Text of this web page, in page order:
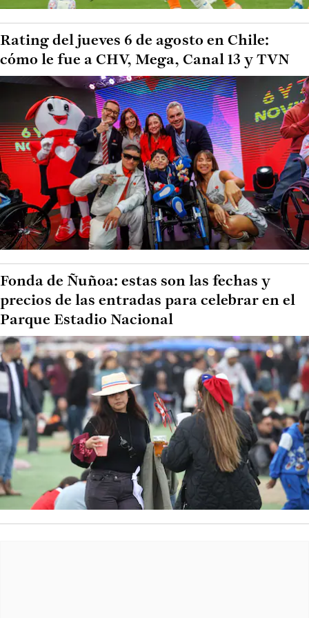
Rating del jueves 6 de agosto en Chile:
cómo le fue a CHV, Mega, Canal 13 y TVN
Fonda de Ñuñoa: estas son las fechas y
precios de las entradas para celebrar en el
Parque Estadio Nacional